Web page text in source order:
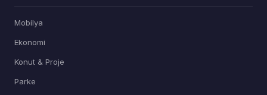
Mobilya
Ekonomi
Konut & Proje
Parke